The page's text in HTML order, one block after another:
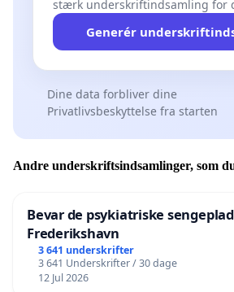
stærk underskriftindsamling for
Generér
Dine data forbliver dine
Privatlivsbeskyttelse fra starten
Andre underskriftsindsamlinger, som
Bevar de psykiatriske
Frederikshavn
3 641 underskrifter
3 641 Underskrifter / 30 dage
12 Jul 2026